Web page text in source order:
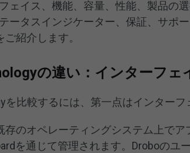
ェイス、機能、容量、性能、製品の
ータスインジケーター、保証、サポ
紹介します。
の違い：インターフェ
を比較するには、第一点はインターフ
存のオペレーティングシステム上で
を通じて管理されます。Droboのユ